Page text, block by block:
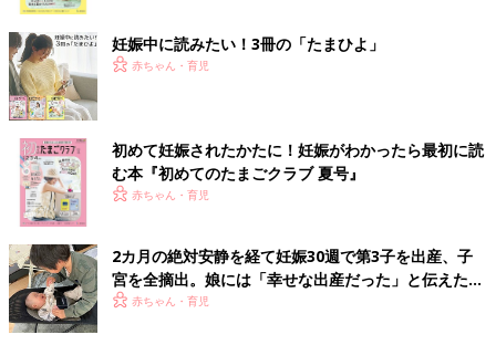
妊娠中に読みたい！3冊の「たまひよ」
赤ちゃん・育児
初めて妊娠されたかたに！妊娠がわかったら最初に読
む本『初めてのたまごクラブ 夏号』
赤ちゃん・育児
2カ月の絶対安静を経て妊娠30週で第3子を出産、子
宮を全摘出。娘には「幸せな出産だった」と伝えたい
【極低出生体重児】
赤ちゃん・育児